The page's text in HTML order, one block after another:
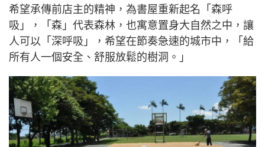
希望承傳前店主的精神，為書屋重新起名「森呼
吸」，「森」代表森林，也寓意置身大自然之中，讓
人可以「深呼吸」，希望在節奏急速的城市中，「給
所有人一個安全、舒服放鬆的樹洞。」